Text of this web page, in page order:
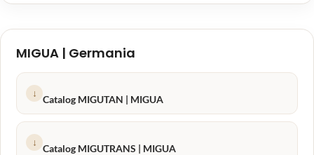
MIGUA | Germania
↓
Catalog MIGUTAN | MIGUA
↓
Catalog MIGUTRANS | MIGUA